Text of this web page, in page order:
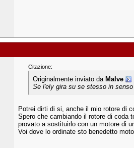
Citazione:
Originalmente inviato da Malve
Se l'ely gira su se stesso in
Potrei dirti di si, anche il mio rotore di
Spero che cambiando il rotore di coda
provato a sostituirlo con un motore di
Voi dove lo ordinate sto benedetto